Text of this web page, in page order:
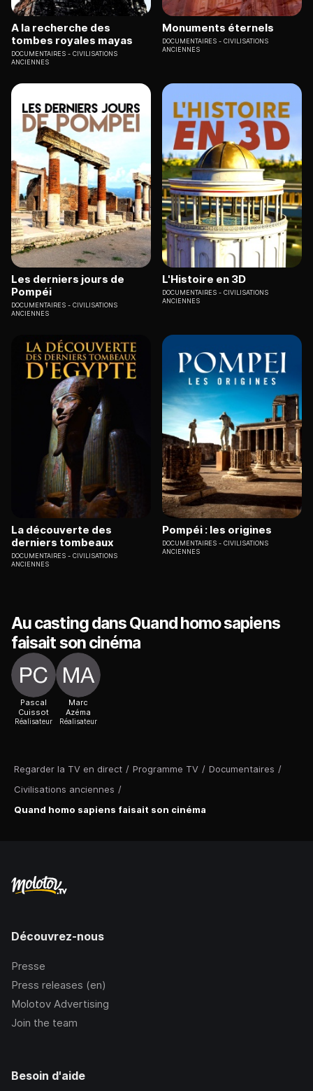
Regarder la TV en direct / Programme TV / Documentaires /
Civilisations anciennes /
Quand homo sapiens faisait son cinéma
A la recherche des
tombes royales mayas
DOCUMENTAIRES
CIVILISATIONS
ANCIENNES
Monuments éternels
DOCUMENTAIRES
CIVILISATIONS
ANCIENNES
Les derniers jours de
Pompéi
DOCUMENTAIRES
CIVILISATIONS
ANCIENNES
L'Histoire en 3D
DOCUMENTAIRES
CIVILISATIONS
ANCIENNES
La découverte des
derniers tombeaux
DOCUMENTAIRES
CIVILISATIONS
ANCIENNES
Pompéi : les origines
DOCUMENTAIRES
CIVILISATIONS
ANCIENNES
Au casting dans Quand homo sapiens
faisait son cinéma
Pascal
Cuissot
Réalisateur
Marc
Azéma
Réalisateur
Découvrez-nous
Presse
Press releases (en)
Molotov Advertising
Join the team
Besoin d'aide